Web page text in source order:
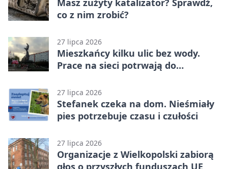
Masz zużyty katalizator? Sprawdź,
co z nim zrobić?
27 lipca 2026
Mieszkańcy kilku ulic bez wody.
Prace na sieci potrwają do
27 lipca 2026
Stefanek czeka na dom. Nieśmiały
pies potrzebuje czasu i czułości
27 lipca 2026
Organizacje z Wielkopolski zabiorą
głos o przyszłych funduszach UE